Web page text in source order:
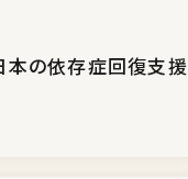
本の依存症回復支援